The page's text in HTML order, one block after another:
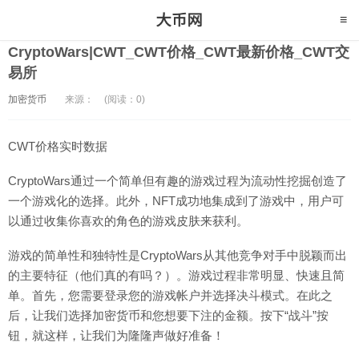
CryptoWars|CWT_CWT价格_CWT最新价格_CWT交
易所
加密货币 来源： (阅读：0)
CWT价格实时数据
CryptoWars通过一个简单但有趣的游戏过程为流动性挖掘创造了
一个游戏化的选择。此外，NFT成功地集成到了游戏中，用户可
以通过收集你喜欢的角色的游戏皮肤来获利。
游戏的简单性和独特性是CryptoWars从其他竞争对手中脱颖而出
的主要特征（他们真的有吗？）。游戏过程非常明显、快速且简
单。首先，您需要登录您的游戏帐户并选择决斗模式。在此之
后，让我们选择加密货币和您想要下注的金额。按下“战斗”按
钮，就这样，让我们为隆隆声做好准备！